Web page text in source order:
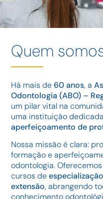
Quem
Há mais de60 anos, a
Odontologia (ABO) –
um pilar vital na
uma instituição
aperfeiçoamento de
Nossa missão é clara:
formação e
odontologia.
cursos de
extensão, abrangendo